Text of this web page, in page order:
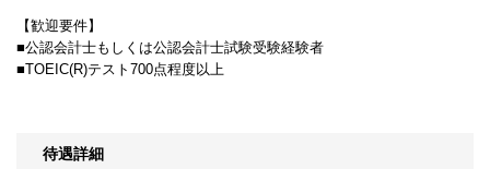
【歓迎要件】
■公認会計士もしくは公認会計士試験受験経験者
■TOEIC(R)テスト700点程度以上
待遇詳細